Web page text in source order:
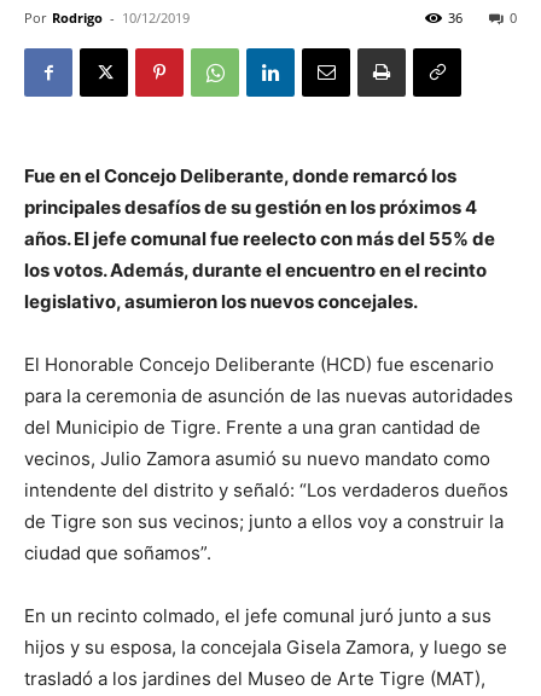
Por Rodrigo - 10/12/2019 0
36
Fue en el Concejo Deliberante, donde remarcó los
principales desafíos de su gestión en los próximos 4
años. El jefe comunal fue reelecto con más del 55% de
los votos. Además, durante el encuentro en el recinto
legislativo, asumieron los nuevos concejales.
El Honorable Concejo Deliberante (HCD) fue escenario
para la ceremonia de asunción de las nuevas autoridades
del Municipio de Tigre. Frente a una gran cantidad de
vecinos, Julio Zamora asumió su nuevo mandato como
intendente del distrito y señaló: “Los verdaderos dueños
de Tigre son sus vecinos; junto a ellos voy a construir la
ciudad que soñamos”.
En un recinto colmado, el jefe comunal juró junto a sus
hijos y su esposa, la concejala Gisela Zamora, y luego se
trasladó a los jardines del Museo de Arte Tigre (MAT),